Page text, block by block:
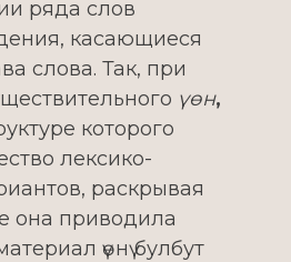
ряда слов
касающиеся
слова. Так, при
үѳн,
которого
лексико-
раскрывая
она приводила
үѳнү булбут